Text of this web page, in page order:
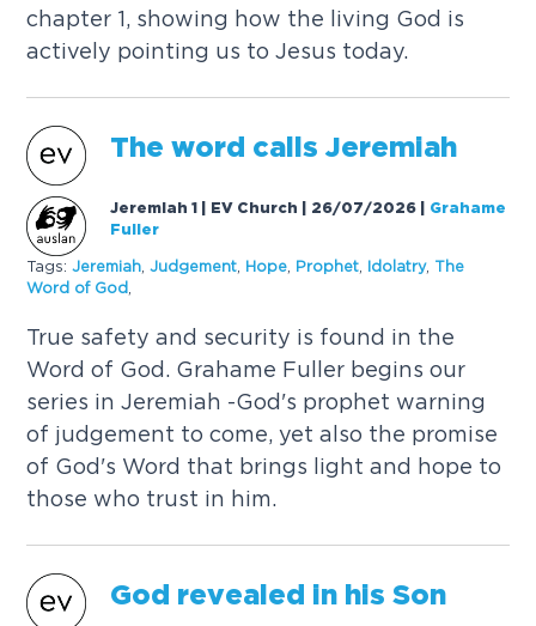
c hapter 1 , s howing how t he iving God is
active ly pointing us to Jesus today.
T he word ca ls Jeremia h
Jeremiah 1 | EV Church | 26/07/2026
Grahame
Fuller
Tags: Jeremiah ,Jud gement H ope Prophet d o atry, The
Word of God
True safety and security is found in t he
Word of God Gra hame Fu er begins our
series in Jeremia h -God 's prop het warning
of judgement to come yet a so t he promise
of God 's Word t hat brings ig ht and hope to
t hose w ho trust in him
God revea ed in his Son